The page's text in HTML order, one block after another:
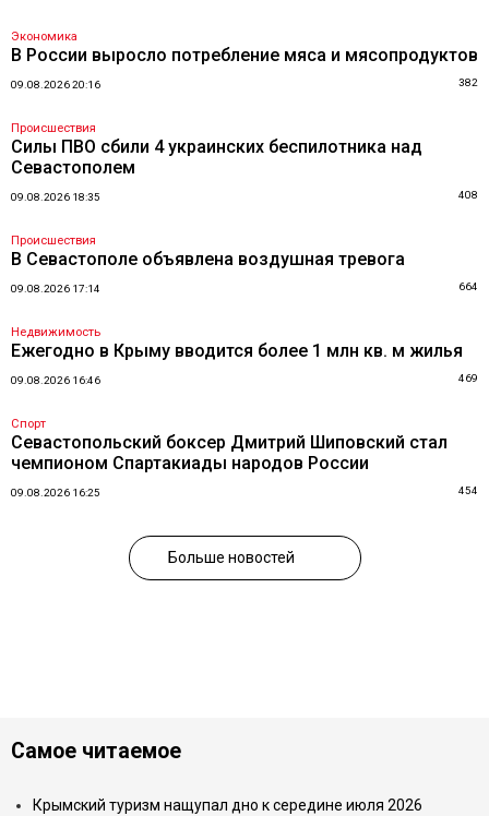
Экономика
В России выросло потребление мяса и мясопродуктов
09.08.2026 20:16 382
Происшествия
Силы ПВО сбили 4 украинских беспилотника над
Севастополем
09.08.2026 18:35 408
Происшествия
В Севастополе объявлена воздушная тревога
09.08.2026 17:14 664
Недвижимость
Ежегодно в Крыму вводится более 1 млн кв. м жилья
09.08.2026 16:46 469
Спорт
Севастопольский боксер Дмитрий Шиповский стал
чемпионом Спартакиады народов России
09.08.2026 16:25 454
Больше новостей
Самое читаемое
Крымский туризм нащупал дно к середине июля 2026